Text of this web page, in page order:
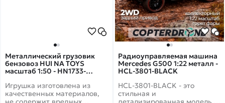
Металлический грузовик
бензовоз HUI NA TOYS
масштаб 1:50 - HN1733-
Игрушка изготовлена из
качественных материалов,
Радиоуправляемая машина
Mercedes G500 1:22 металл -
HCL-3801-BLACK
HCL-3801-BLACK - это
стильная и